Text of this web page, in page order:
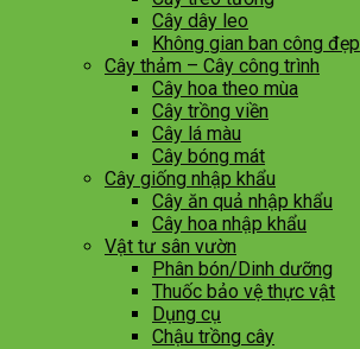
Cây dây leo
Không gian ban công đẹp
Cây thảm – Cây công trình
Cây hoa theo mùa
Cây trồng viền
Cây lá màu
Cây bóng mát
Cây giống nhập khẩu
Cây ăn quả nhập khẩu
Cây hoa nhập khẩu
Vật tư sân vườn
Phân bón/Dinh dưỡng
Thuốc bảo vệ thực vật
Dụng cụ
Chậu trồng cây